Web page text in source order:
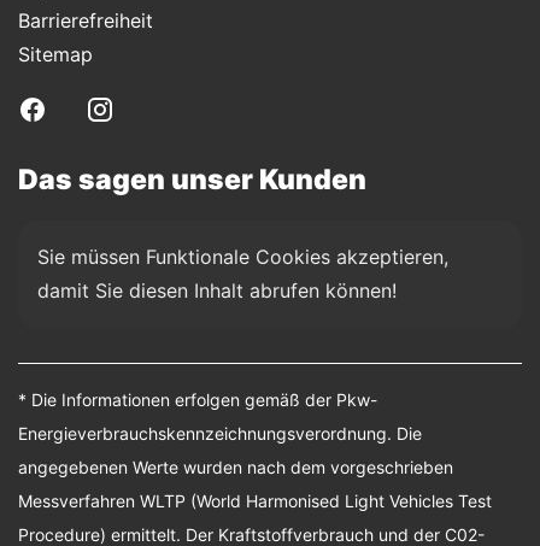
Barrierefreiheit
Sitemap
Das sagen unser Kunden
Sie müssen Funktionale Cookies akzeptieren,
damit Sie diesen Inhalt abrufen können!
* Die Informationen erfolgen gemäß der Pkw-
Energieverbrauchskennzeichnungsverordnung. Die
angegebenen Werte wurden nach dem vorgeschrieben
Messverfahren WLTP (World Harmonised Light Vehicles Test
Procedure) ermittelt. Der Kraftstoffverbrauch und der C02-